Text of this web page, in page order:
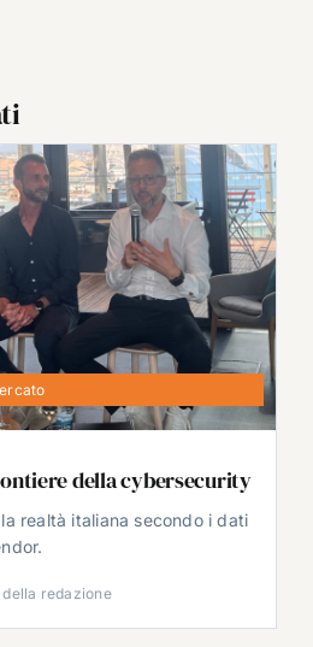
della cybersecurity
realtà italiana secondo i dati
redazione